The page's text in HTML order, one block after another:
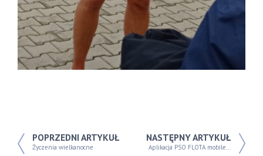
POPRZEDNI ARTYKUŁ
Życzenia wielkanocne
NASTĘPNY ARTYKUŁ
Aplikacja PSO FLOTA mobile...